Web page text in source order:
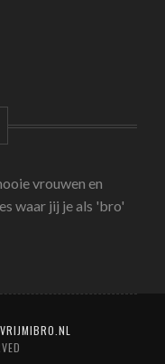
vrouwen en
waar jij je als 'bro'
VRIJMIBRO.NL